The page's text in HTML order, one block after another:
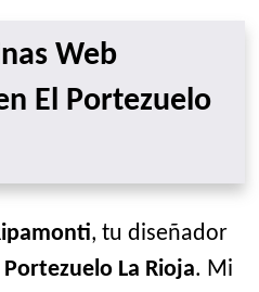
Web
El Portezuelo
, tu diseñador
Portezuelo La Rioja. Mi